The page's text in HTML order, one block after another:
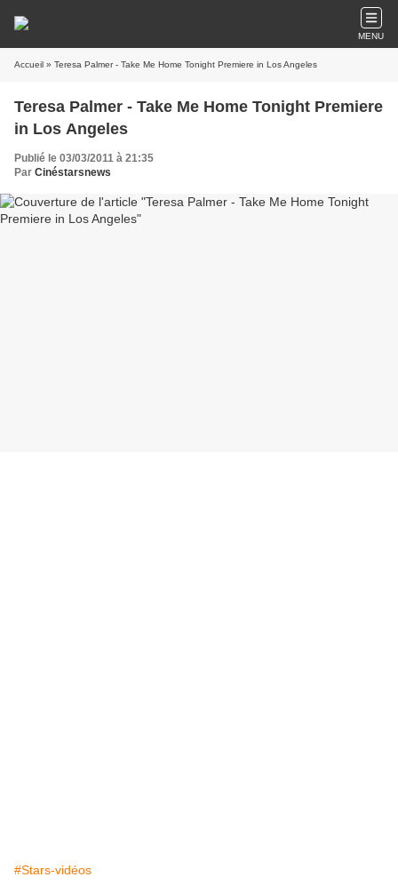
MENU
Accueil » Teresa Palmer - Take Me Home Tonight Premiere in Los Angeles
Teresa Palmer - Take Me Home Tonight Premiere
in Los Angeles
Publié le 03/03/2011 à 21:35
Par Cinéstarsnews
#Stars-vidéos